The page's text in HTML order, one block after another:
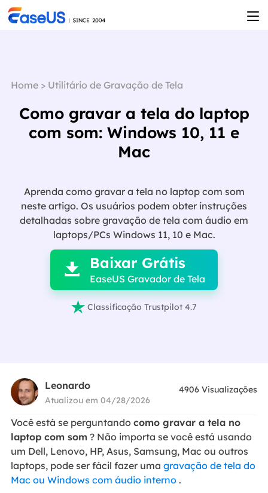
Home> Utilitário de Gravação de Tela
Como gravar a tela do laptop
com som: Windows 10, 11 e
Mac
Aprenda como gravar a tela no laptop com som
neste artigo. Os usuários podem obter instruções
detalhadas sobre gravação de tela com áudio em
laptops/PCs Windows 11, 10 e Mac.

 Baixar Grátis
EaseUS Gravador de Tela
 Classificação Trustpilot 4.7
Leonardo
Atualizou em 04/28/2026
4906 Visualizações
Você está se perguntando como gravar a tela no
laptop com som? Não importa se você está usando
um Dell, Lenovo, HP, Asus, Samsung, Mac ou outros
laptops, pode ser fácil fazer uma gravação de tela do
Mac ou Windows com áudio interno.